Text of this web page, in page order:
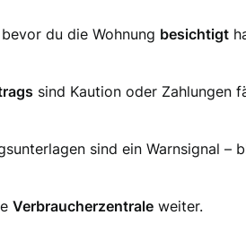
du die Wohnung besichtigt
sind Kaution oder Zahlungen
sind ein Warnsignal –
Verbraucherzentrale weiter.